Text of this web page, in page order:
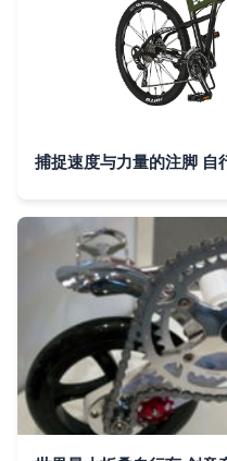
捕捉速度与力量的注脚 自